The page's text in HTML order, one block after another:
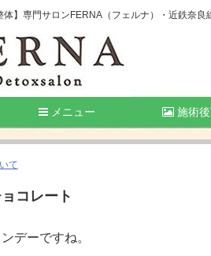
】専門サロンFERNA（フェルナ）・近鉄奈良
メニュー 施術
て
コレート
デーですね。